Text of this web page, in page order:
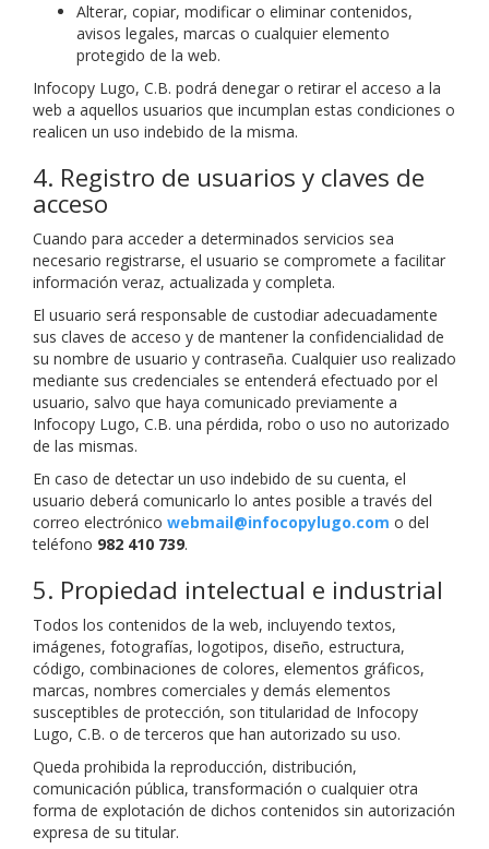
Alterar, copiar, modificar o eliminar contenidos,
avisos legales, marcas o cualquier elemento
protegido de la web.
Infocopy Lugo, C.B. podrá denegar o retirar el acceso a la
web a aquellos usuarios que incumplan estas condiciones o
realicen un uso indebido de la misma.
4. Registro de usuarios y claves de
acceso
Cuando para acceder a determinados servicios sea
necesario registrarse, el usuario se compromete a facilitar
información veraz, actualizada y completa.
El usuario será responsable de custodiar adecuadamente
sus claves de acceso y de mantener la confidencialidad de
su nombre de usuario y contraseña. Cualquier uso realizado
mediante sus credenciales se entenderá efectuado por el
usuario, salvo que haya comunicado previamente a
Infocopy Lugo, C.B. una pérdida, robo o uso no autorizado
de las mismas.
En caso de detectar un uso indebido de su cuenta, el
usuario deberá comunicarlo lo antes posible a través del
correo electrónico webmail@infocopylugo.com o del
teléfono 982 410 739.
5. Propiedad intelectual e industrial
Todos los contenidos de la web, incluyendo textos,
imágenes, fotografías, logotipos, diseño, estructura,
código, combinaciones de colores, elementos gráficos,
marcas, nombres comerciales y demás elementos
susceptibles de protección, son titularidad de Infocopy
Lugo, C.B. o de terceros que han autorizado su uso.
Queda prohibida la reproducción, distribución,
comunicación pública, transformación o cualquier otra
forma de explotación de dichos contenidos sin autorización
expresa de su titular.